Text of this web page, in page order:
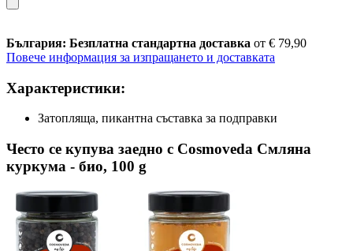
България: Безплатна стандартна доставка от € 79,90
Повече информация за изпращането и доставката
Характеристики:
Затопляща, пикантна съставка за подправки
Често се купува заедно с Cosmoveda Смляна
куркума - био, 100 g